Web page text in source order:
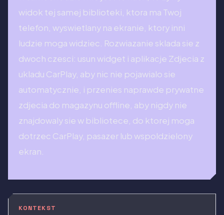
widok tej samej biblioteki, ktora ma Twoj
telefon, wyswietlany na ekranie, ktory inni
ludzie moga widziec. Rozwiazanie sklada sie z
dwoch czesci: usun widget i aplikacje Zdjecia z
ukladu CarPlay, aby nic nie pojawialo sie
automatycznie, i przenies naprawde prywatne
zdjecia do magazynu offline, aby nigdy nie
znajdowaly sie w bibliotece, do ktorej moga
dotrzec CarPlay, pasazer lub wspoldzielony
ekran.
KONTEKST